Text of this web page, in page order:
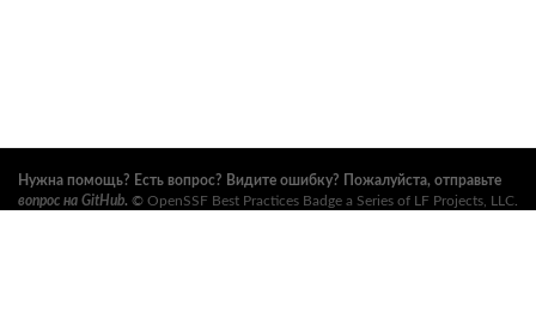
Нужна помощь? Есть вопрос? Видите ошибку? Пожалуйста, отправьте
вопрос на GitHub. © OpenSSF Best Practices Badge a Series of LF Projects, LLC